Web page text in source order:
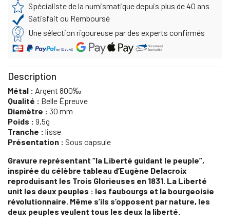
Spécialiste de la numismatique depuis plus de 40 ans
Satisfait ou Remboursé
Une sélection rigoureuse par des experts confirmés
Description
Métal : Argent 800‰
Qualité : Belle Épreuve
Diamètre : 30 mm
Poids : 9,5g
Tranche : lisse
Présentation : Sous capsule
Gravure représentant “la Liberté guidant le peuple”,
inspirée du célèbre tableau d’Eugène Delacroix
reproduisant les Trois Glorieuses en 1831. La Liberté
unit les deux peuples : les faubourgs et la bourgeoisie
révolutionnaire. Même s’ils s’opposent par nature, les
deux peuples veulent tous les deux la liberté.